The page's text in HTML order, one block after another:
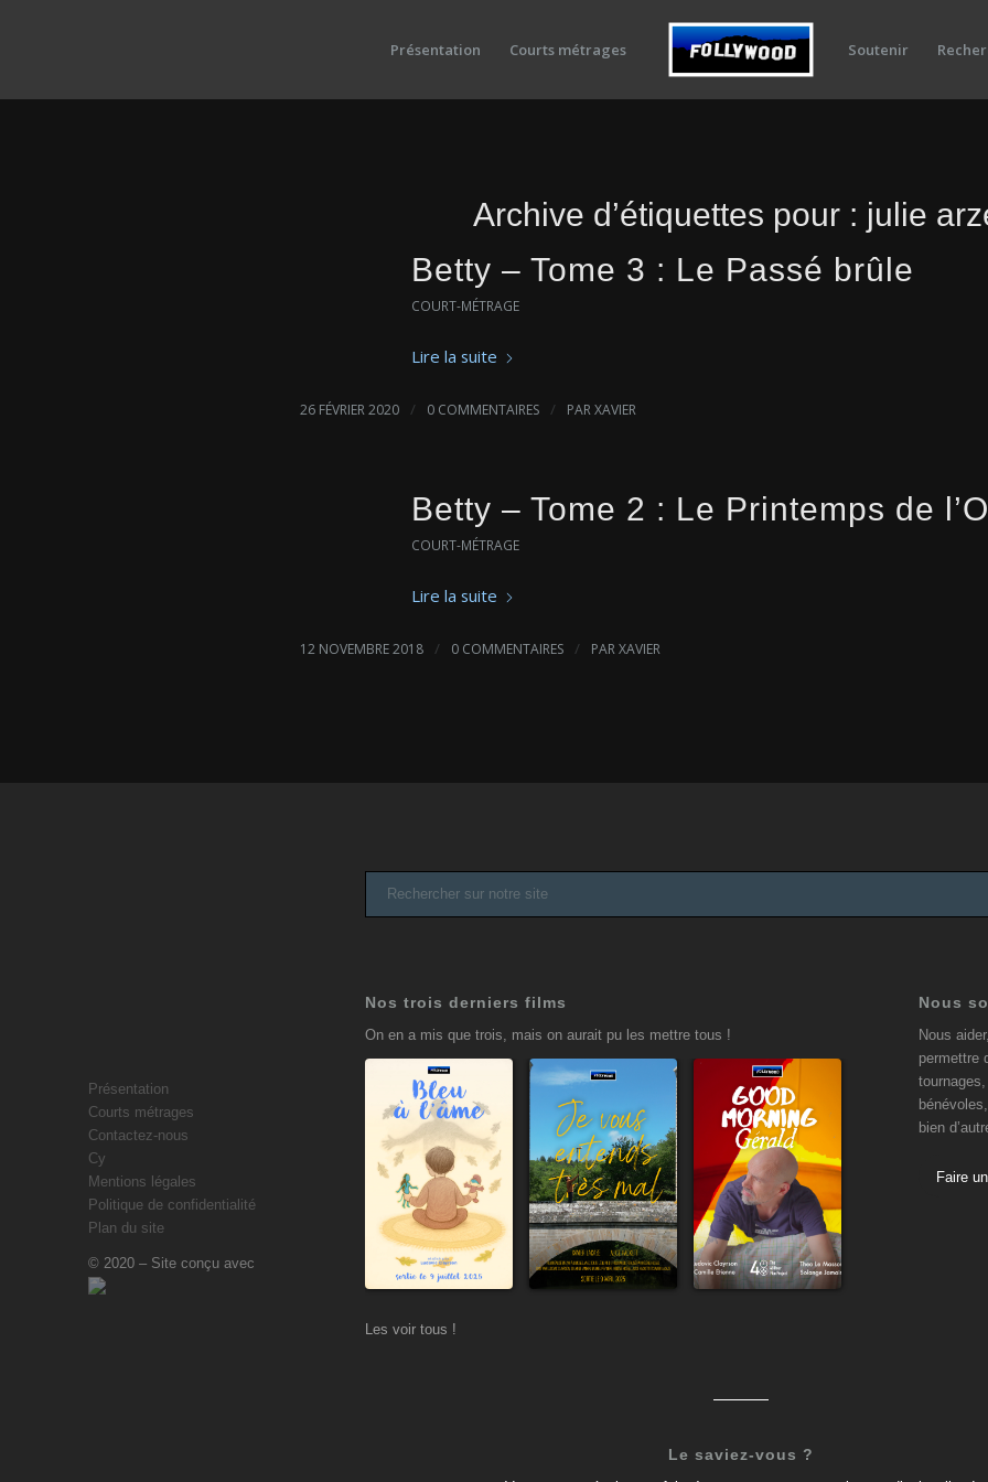
Présentation Courts métrages Soutenir
Archive d’étiquettes pour : julie
Betty – Tome 3 : Le Passé brûle
COURT-MÉTRAGE
Lire la suite
26 FÉVRIER 2020 / 0 COMMENTAIRES / PARXAVIER
Betty – Tome 2 : Le Printemps de
COURT-MÉTRAGE
Lire la suite
12 NOVEMBRE 2018 / 0 COMMENTAIRES / PARXAVIER
Présentation
Courts métrages
Contactez-nous
Cy
Mentions légales
Politique de confidentialité
Plan du site
© 2020 – Site conçu avec
Nos trois derniers films
On en a mis que trois, mais on aurait pu les mettre tous !
Bleu à
l’âme
9 juillet 2025
Je vous
entends
très mal
9 avril 2025
Good
Morning
Gérald
19 janvier 2025
Les voir tous !
Nous
Nous
permettre
bien
Faire
Le saviez-vous ?